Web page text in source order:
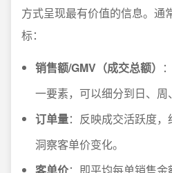
方式呈现最有价值的信息。通
标：
销售额/GMV（成交总额）
一要素，可以细分到日、周
订单量：反映成交活跃度
洞察客单价变化。